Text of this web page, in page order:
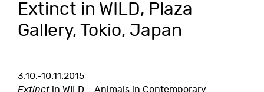
Extinct in WILD, Plaza
Gallery, Tokio, Japan
3.10.-10.11.2015
Extinctin WILD – Animals in Contemporary